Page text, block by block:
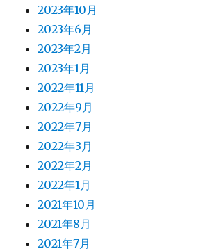
2023年10月
2023年6月
2023年2月
2023年1月
2022年11月
2022年9月
2022年7月
2022年3月
2022年2月
2022年1月
2021年10月
2021年8月
2021年7月